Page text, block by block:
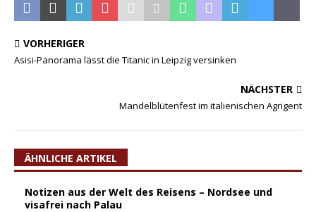
VORHERIGER
Asisi-Panorama lässt die Titanic in Leipzig versinken
NÄCHSTER
Mandelblütenfest im italienischen Agrigent
ÄHNLICHE ARTIKEL
Notizen aus der Welt des Reisens – Nordsee und
visafrei nach Palau